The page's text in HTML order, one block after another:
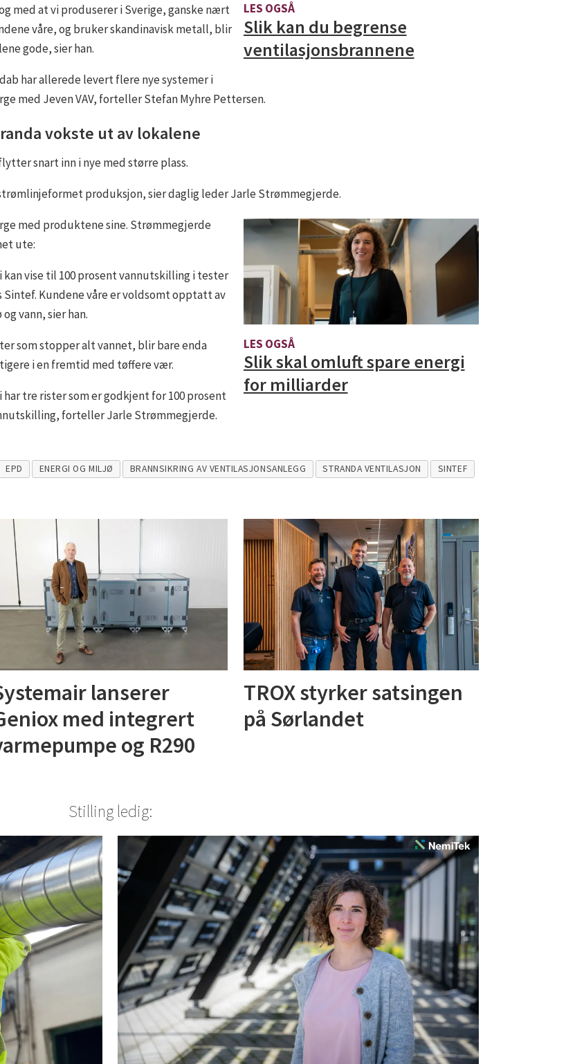
LES OGSÅ
Slik kan du begrense
ventilasjonsbrannene
med at vi produserer i Sverige, ganske nært
våre, og bruker skandinavisk metall, blir
gode, sier han.
har allerede levert flere nye systemer i
med Jeven VAV, forteller Stefan Myhre Pettersen.
vokste ut av lokalene
snart inn i nye med større plass.
produksjon, sier daglig leder Jarle Strømmegjerde.
LES OGSÅ
Slik skal omluft spare energi
for milliarder
med produktene sine. Strømmegjerde
ute:
kan vise til 100 prosent vannutskilling i tester
Sintef. Kundene våre er voldsomt opptatt av
og vann, sier han.
som stopper alt vannet, blir bare enda
i en fremtid med tøffere vær.
har tre rister som er godkjent for 100 prosent
forteller Jarle Strømmegjerde.
EPD ENERGI OG MILJØ BRANNSIKRING AV VENTILASJONSANLEGG STRANDA VENTILASJON SINTEF
lanserer
med integrert
og R290
TROX styrker satsingen
på Sørlandet
Stilling ledig: